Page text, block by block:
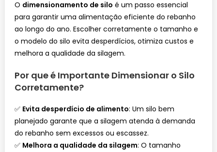
O dimensionamento de silo é um passo essencial
para garantir uma alimentação eficiente do rebanho
ao longo do ano. Escolher corretamente o tamanho e
o modelo do silo evita desperdícios, otimiza custos e
melhora a qualidade da silagem.
Por que é Importante Dimensionar o Silo
Corretamente?
✅ Evita desperdício de alimento: Um silo bem
planejado garante que a silagem atenda à demanda
do rebanho sem excessos ou escassez.
✅ Melhora a qualidade da silagem: O tamanho